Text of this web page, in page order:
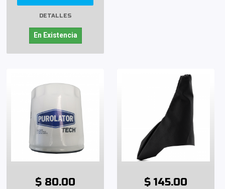
DETALLES
En Existencia
$ 80.00 $ 145.00